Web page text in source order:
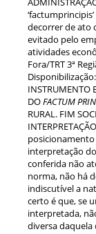
decorrer de ato
evitado pelo
atividades
Fora/TRT 3ª
Disponibilização:
INSTRUMENTO
DOFACTUM
RURAL. FIM
interpretação
conferida não
norma, não há
indiscutível a
certo é que, se
interpretada,
diversa daquela